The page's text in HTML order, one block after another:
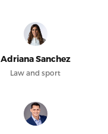
Adriana Sanchez
Law and sport